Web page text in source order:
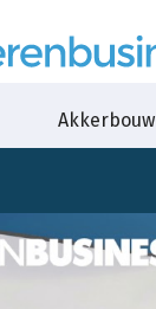
Akkerbouw